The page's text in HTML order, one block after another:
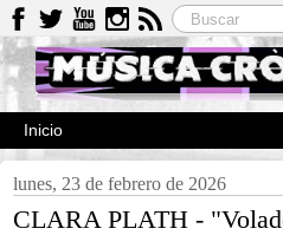
lunes, 23 de febrero de 2026
CLARA PLATH -